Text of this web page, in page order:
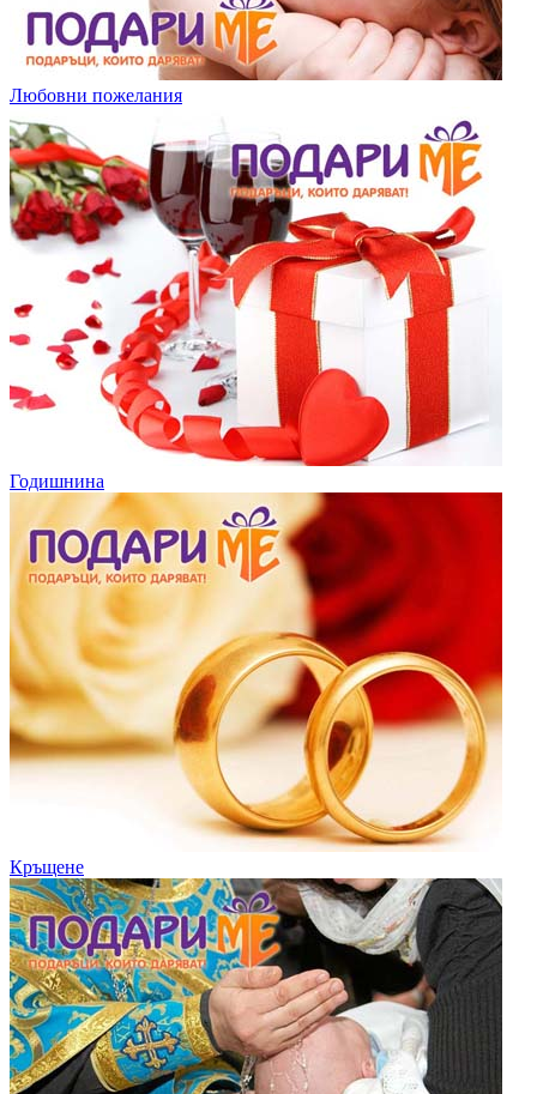
Любовни пожелания
Годишнина
Кръщене